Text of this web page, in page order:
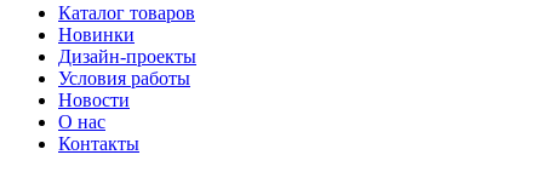
Каталог товаров
Новинки
Дизайн-проекты
Условия работы
Новости
О нас
Контакты